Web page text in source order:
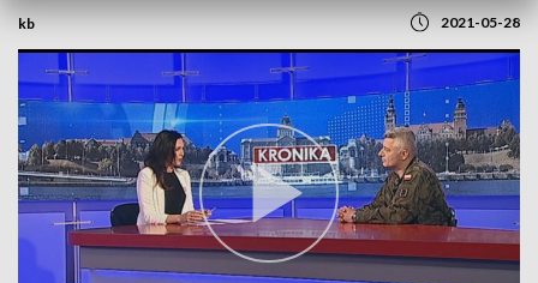
kb 2021-05-28